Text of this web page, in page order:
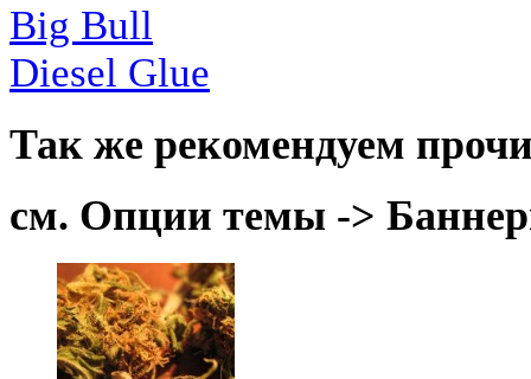
Big Bull
Diesel Glue
Так же рекомендуем
см. Опции темы ->